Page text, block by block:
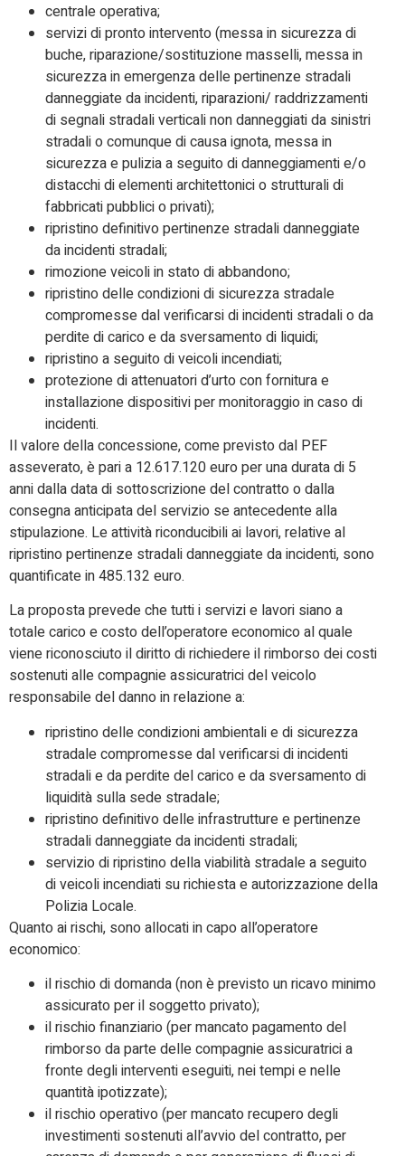
centrale operativa;
servizi di pronto intervento (messa in sicurezza di
buche, riparazione/sostituzione masselli, messa in
sicurezza in emergenza delle pertinenze stradali
danneggiate da incidenti, riparazioni/ raddrizzamenti
di segnali stradali verticali non danneggiati da sinistri
stradali o comunque di causa ignota, messa in
sicurezza e pulizia a seguito di danneggiamenti e/o
distacchi di elementi architettonici o strutturali di
fabbricati pubblici o privati);
ripristino definitivo pertinenze stradali danneggiate
da incidenti stradali;
rimozione veicoli in stato di abbandono;
ripristino delle condizioni di sicurezza stradale
compromesse dal verificarsi di incidenti stradali o da
perdite di carico e da sversamento di liquidi;
ripristino a seguito di veicoli incendiati;
protezione di attenuatori d’urto con fornitura e
installazione dispositivi per monitoraggio in caso di
incidenti.
Il valore della concessione, come previsto dal PEF
asseverato, è pari a 12.617.120 euro per una durata di 5
anni dalla data di sottoscrizione del contratto o dalla
consegna anticipata del servizio se antecedente alla
stipulazione. Le attività riconducibili ai lavori, relative al
ripristino pertinenze stradali danneggiate da incidenti, sono
quantificate in 485.132 euro.
La proposta prevede che tutti i servizi e lavori siano a
totale carico e costo dell’operatore economico al quale
viene riconosciuto il diritto di richiedere il rimborso dei costi
sostenuti alle compagnie assicuratrici del veicolo
responsabile del danno in relazione a:
ripristino delle condizioni ambientali e di sicurezza
stradale compromesse dal verificarsi di incidenti
stradali e da perdite del carico e da sversamento di
liquidità sulla sede stradale;
ripristino definitivo delle infrastrutture e pertinenze
stradali danneggiate da incidenti stradali;
servizio di ripristino della viabilità stradale a seguito
di veicoli incendiati su richiesta e autorizzazione della
Polizia Locale.
Quanto ai rischi, sono allocati in capo all’operatore
economico:
il rischio di domanda (non è previsto un ricavo minimo
assicurato per il soggetto privato);
il rischio finanziario (per mancato pagamento del
rimborso da parte delle compagnie assicuratrici a
fronte degli interventi eseguiti, nei tempi e nelle
quantità ipotizzate);
il rischio operativo (per mancato recupero degli
investimenti sostenuti all’avvio del contratto, per